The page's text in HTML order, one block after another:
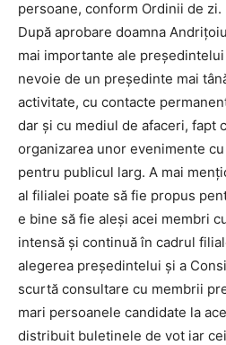
persoane, conform Ordinii de zi.
După aprobare doamna
mai importante ale
nevoie de un președinte mai
activitate, cu contacte
dar și cu mediul de afaceri, fapt
organizarea unor evenimente
pentru publicul larg. A mai
al filialei poate să fie propus
e bine să fie aleși acei membri
intensă și continuă în cadrul
alegerea președintelui și a
scurtă consultare cu membrii
mari persoanele candidate la
distribuit buletinele de vot iar